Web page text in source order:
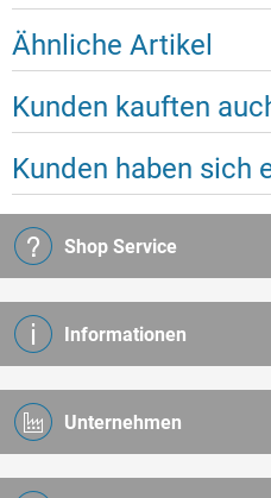
Ähnliche Artikel
Kunden kauften
Kunden haben sich
Shop Service
Informationen
Unternehmen